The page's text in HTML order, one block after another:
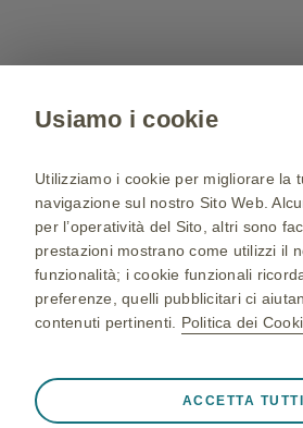
group of companies. All Rights
realization: QBGROUP srl
Usiamo i cookie
Utilizziamo i cookie per migliorare la
navigazione sul nostro Sito Web.
per l’operatività del Sito, altri sono
prestazioni mostrano come utilizzi il
funzionalità; i cookie funzionali
preferenze, quelli pubblicitari ci
contenuti pertinenti. Politica dei
ACCETTA TUTTI